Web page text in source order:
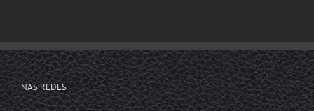
NAS REDES